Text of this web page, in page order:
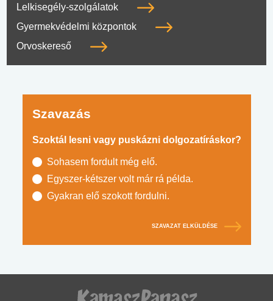
Lelkisegély-szolgálatok
Gyermekvédelmi központok
Orvoskereső
Szavazás
Szoktál lesni vagy puskázni dolgozatíráskor?
Sohasem fordult még elő.
Egyszer-kétszer volt már rá példa.
Gyakran elő szokott fordulni.
SZAVAZAT ELKÜLDÉSE